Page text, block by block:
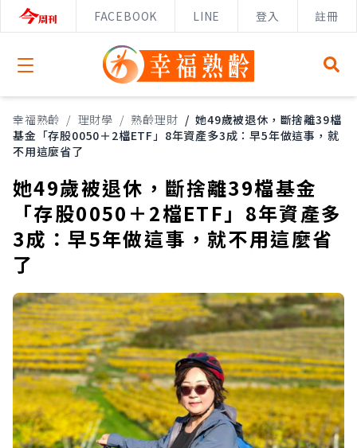
FACEBOOK LINE 登入 註冊
Open menu
幸福熟齡 / 理財學 / 熟齡理財 / 她49歲被退休，斷捨離39檔
基金「存股0050＋2檔ETF」8年資產多3成：早5年做這事，就
不用這麼省了
她49歲被退休，斷捨離39檔基金
「存股0050＋2檔ETF」8年資產多
3成：早5年做這事，就不用這麼省
了